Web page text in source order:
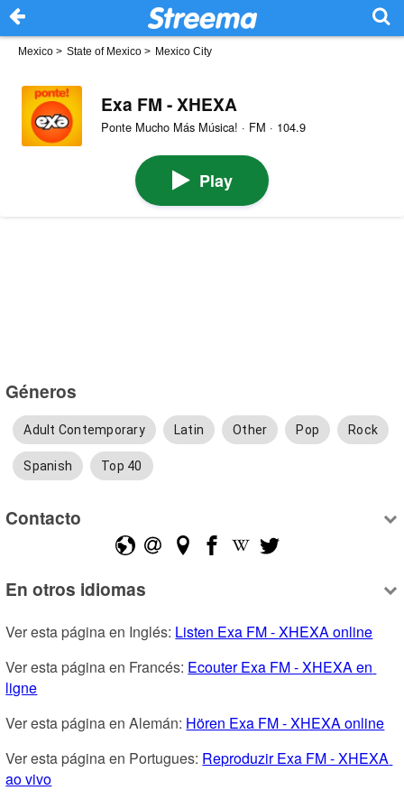
Mexico > State of Mexico > Mexico City
Exa FM - XHEXA
Ponte Mucho Más Música! · FM · 104.9
Play
Géneros
Adult Contemporary Latin Other Pop Rock
Spanish Top 40
Contacto
En otros idiomas
Ver esta página en Inglés: Listen Exa FM - XHEXA online
Ver esta página en Francés: Ecouter Exa FM - XHEXA en
ligne
Ver esta página en Alemán: Hören Exa FM - XHEXA online
Ver esta página en Portugues: Reproduzir Exa FM - XHEXA
ao vivo